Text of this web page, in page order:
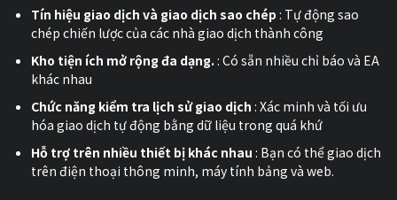
Tín hiệu giao dịch và giao dịch sao chép : Tự động sao
chép chiến lược của các nhà giao dịch thành công
Kho tiện ích mở rộng đa dạng. : Có sẵn nhiều chỉ báo và EA
khác nhau
Chức năng kiểm tra lịch sử giao dịch : Xác minh và tối ưu
hóa giao dịch tự động bằng dữ liệu trong quá khứ
Hỗ trợ trên nhiều thiết bị khác nhau : Bạn có thể giao dịch
trên điện thoại thông minh, máy tính bảng và web.